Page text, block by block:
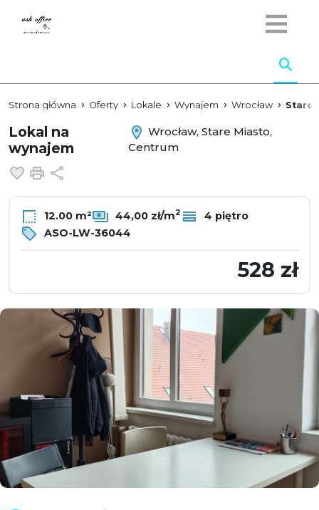
Strona główna Oferty Lokale Wynajem Wrocław Stare
Lokal na
wynajem
Wrocław, Stare Miasto,
Centrum
Dodaj do ulubionych
Drukuj
12.00 m² 44,00 zł/m2
4 piętro
ASO-LW-36044
528 zł